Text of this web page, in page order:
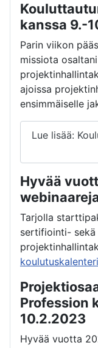
kanssa 9.-
Parin viikon
missiota
ajoissa
ensimmäiselle
Lue lisää:
Hyvää
Tarjolla
sertifiointi- sekä
Profession
10.2.2023
Hyvää vuotta